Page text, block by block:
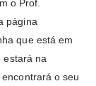
o Prof.
página
que está em
estará na
o seu